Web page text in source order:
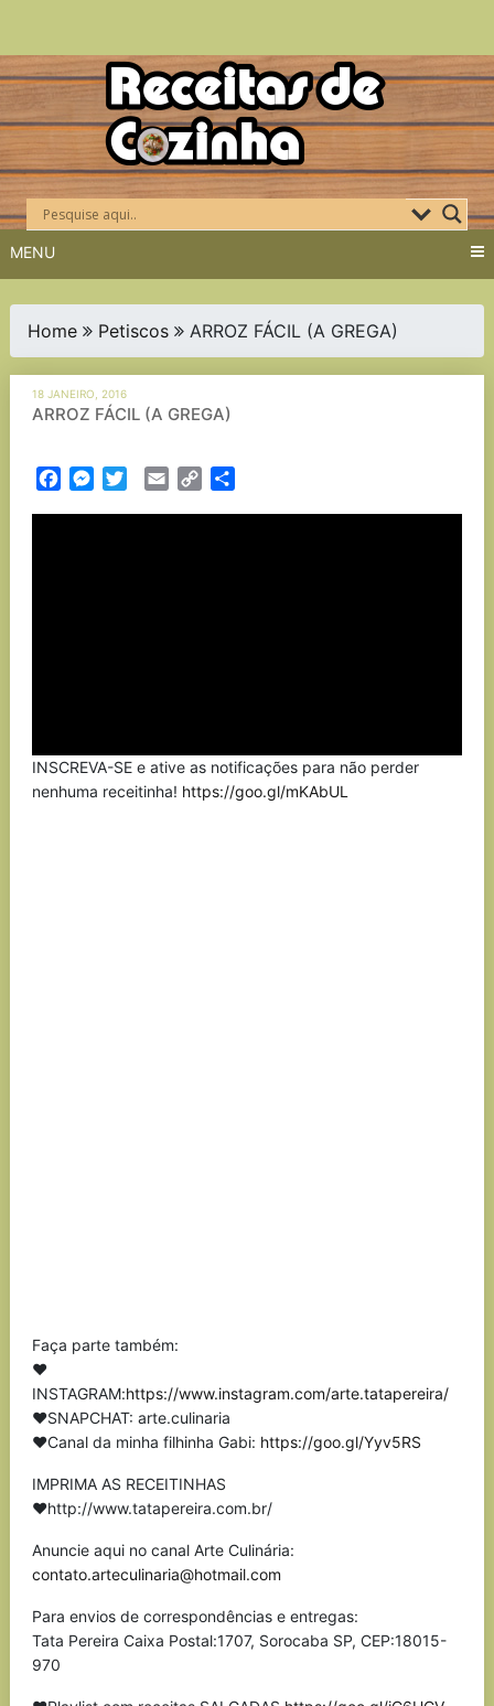
Skip
to
content
MENU
Home Petiscos ARROZ FÁCIL (A GREGA)
18 JANEIRO, 2016
ARROZ FÁCIL (A GREGA)
FacebookMessenger
TwitterEmail Copy
INSCREVA-SE e ative as notificações para não perder
nenhuma receitinha! https://goo.gl/mKAbUL
Faça parte também:
❤
INSTAGRAM:https://www.instagram.com/arte.tatapereira/
❤SNAPCHAT: arte.culinaria
❤Canal da minha filhinha Gabi: https://goo.gl/Yyv5RS
IMPRIMA AS RECEITINHAS
❤http://www.tatapereira.com.br/
Anuncie aqui no canal Arte Culinária:
contato.arteculinaria@hotmail.com
Para envios de correspondências e entregas:
Tata Pereira Caixa Postal:1707, Sorocaba SP, CEP:18015-
970